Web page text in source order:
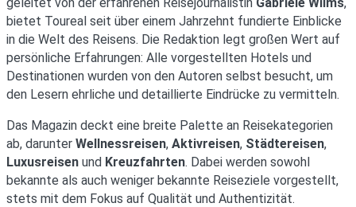
bietet Toureal seit über einem Jahrzehnt fundierte Einblicke
in die Welt des Reisens. Die Redaktion legt großen Wert auf
persönliche Erfahrungen: Alle vorgestellten Hotels und
Destinationen wurden von den Autoren selbst besucht, um
den Lesern ehrliche und detaillierte Eindrücke zu vermitteln.
Das Magazin deckt eine breite Palette an Reisekategorien
ab, darunter Wellnessreisen, Aktivreisen, Städtereisen,
Luxusreisen und Kreuzfahrten. Dabei werden sowohl
bekannte als auch weniger bekannte Reiseziele vorgestellt,
stets mit dem Fokus auf Qualität und Authentizität.